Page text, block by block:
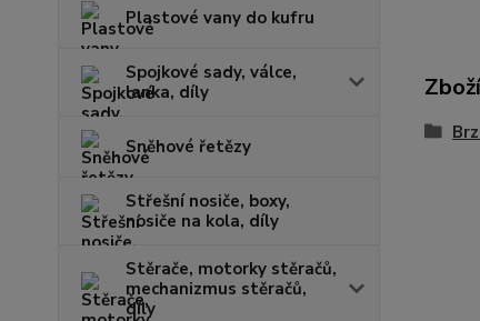
Plastové vany do kufru
Spojkové sady, válce,
lanka, díly
Sněhové řetězy
Střešní nosiče, boxy,
nosiče na kola, díly
Stěrače, motorky stěračů,
mechanizmus stěračů,
díly